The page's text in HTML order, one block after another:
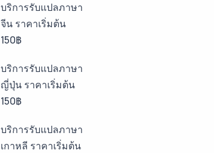
บริการรับแปลภาษา
จีน ราคาเริ่มต้น
150฿
บริการรับแปลภาษา
ญี่ปุ่น ราคาเริ่มต้น
150฿
บริการรับแปลภาษา
เกาหลี ราคาเริ่มต้น